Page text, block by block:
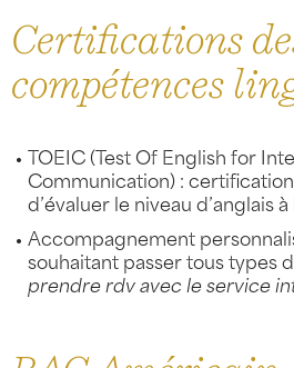
Certifications
compétences
TOEIC (Test Of English for
Communication) :
d’évaluer le niveau d’anglais à
Accompagnement
souhaitant passer tous types
prendre rdv avec le service